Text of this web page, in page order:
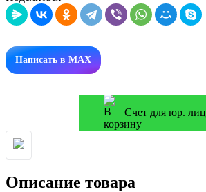
Написать в MAX
Счет для юр. лиц
Описание товара